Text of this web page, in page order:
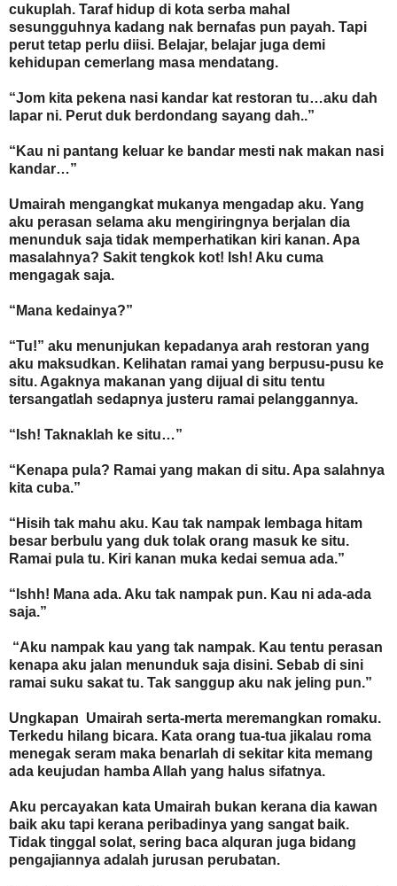
cukuplah. Taraf hidup di kota serba mahal
sesungguhnya kadang nak bernafas pun payah. Tapi
perut tetap perlu diisi. Belajar, belajar juga demi
kehidupan cemerlang masa mendatang.
“Jom kita pekena nasi kandar kat restoran tu…aku dah
lapar ni. Perut duk berdondang sayang dah..”
“Kau ni pantang keluar ke bandar mesti nak makan nasi
kandar…”
Umairah mengangkat mukanya mengadap aku. Yang
aku perasan selama aku mengiringnya berjalan dia
menunduk saja tidak memperhatikan kiri kanan. Apa
masalahnya? Sakit tengkok kot! Ish! Aku cuma
mengagak saja.
“Mana kedainya?”
“Tu!” aku menunjukan kepadanya arah restoran yang
aku maksudkan. Kelihatan ramai yang berpusu-pusu ke
situ. Agaknya makanan yang dijual di situ tentu
tersangatlah sedapnya justeru ramai pelanggannya.
“Ish! Taknaklah ke situ…”
“Kenapa pula? Ramai yang makan di situ. Apa salahnya
kita cuba.”
“Hisih tak mahu aku. Kau tak nampak lembaga hitam
besar berbulu yang duk tolak orang masuk ke situ.
Ramai pula tu. Kiri kanan muka kedai semua ada.”
“Ishh! Mana ada. Aku tak nampak pun. Kau ni ada-ada
saja.”
“Aku nampak kau yang tak nampak. Kau tentu perasan
kenapa aku jalan menunduk saja disini. Sebab di sini
ramai suku sakat tu. Tak sanggup aku nak jeling pun.”
Ungkapan Umairah serta-merta meremangkan romaku.
Terkedu hilang bicara. Kata orang tua-tua jikalau roma
menegak seram maka benarlah di sekitar kita memang
ada keujudan hamba Allah yang halus sifatnya.
Aku percayakan kata Umairah bukan kerana dia kawan
baik aku tapi kerana peribadinya yang sangat baik.
Tidak tinggal solat, sering baca alquran juga bidang
pengajiannya adalah jurusan perubatan.